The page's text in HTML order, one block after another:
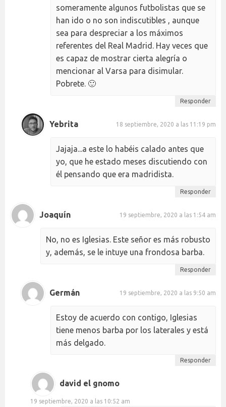
someramente algunos futbolistas que se
han ido o no son indiscutibles , aunque
sea para despreciar a los máximos
referentes del Real Madrid. Hay veces que
es capaz de mostrar cierta alegría o
mencionar al Varsa para disimular.
Pobrete. 🙂
Responder
Yebrita 18 septiembre, 2020 a las 11:19 pm
Jajaja...a este lo habéis calado antes que
yo, que he estado meses discutiendo con
él pensando que era madridista.
Responder
Joaquín 19 septiembre, 2020 a las 1:54 am
No, no es Iglesias. Este señor es más robusto
y, además, se le intuye una frondosa barba.
Responder
Germán 19 septiembre, 2020 a las 9:50 am
Estoy de acuerdo con contigo, Iglesias
tiene menos barba por los laterales y está
más delgado.
Responder
david el gnomo
19 septiembre, 2020 a las 10:52 am